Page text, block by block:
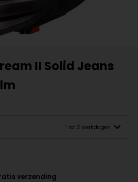
II Solid Jeans
1 tot 2 werkdagen
verzending